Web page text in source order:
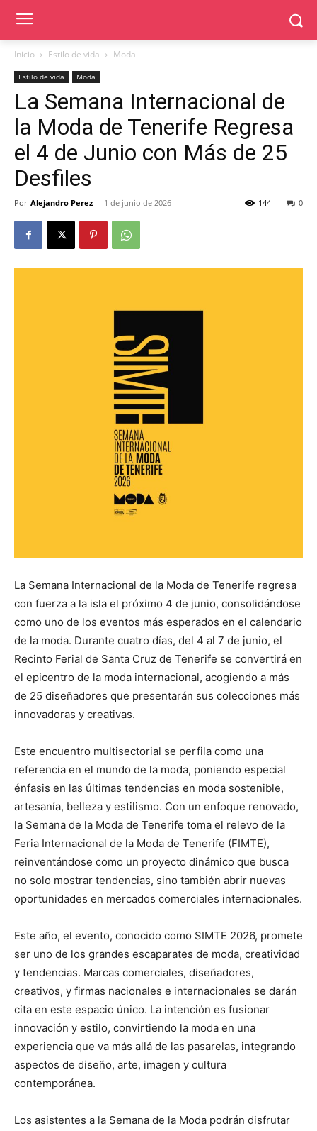
Inicio Estilo de vida Moda
Estilo de vida Moda
La Semana Internacional de
la Moda de Tenerife Regresa
el 4 de Junio con Más de 25
Desfiles
Por Alejandro Perez - 1 de junio de 2026 0
144
La Semana Internacional de la Moda de Tenerife regresa
con fuerza a la isla el próximo 4 de junio, consolidándose
como uno de los eventos más esperados en el calendario
de la moda. Durante cuatro días, del 4 al 7 de junio, el
Recinto Ferial de Santa Cruz de Tenerife se convertirá en
el epicentro de la moda internacional, acogiendo a más
de 25 diseñadores que presentarán sus colecciones más
innovadoras y creativas.
Este encuentro multisectorial se perfila como una
referencia en el mundo de la moda, poniendo especial
énfasis en las últimas tendencias en moda sostenible,
artesanía, belleza y estilismo. Con un enfoque renovado,
la Semana de la Moda de Tenerife toma el relevo de la
Feria Internacional de la Moda de Tenerife (FIMTE),
reinventándose como un proyecto dinámico que busca
no solo mostrar tendencias, sino también abrir nuevas
oportunidades en mercados comerciales internacionales.
Este año, el evento, conocido como SIMTE 2026, promete
ser uno de los grandes escaparates de moda, creatividad
y tendencias. Marcas comerciales, diseñadores,
creativos, y firmas nacionales e internacionales se darán
cita en este espacio único. La intención es fusionar
innovación y estilo, convirtiendo la moda en una
experiencia que va más allá de las pasarelas, integrando
aspectos de diseño, arte, imagen y cultura
contemporánea.
Los asistentes a la Semana de la Moda podrán disfrutar